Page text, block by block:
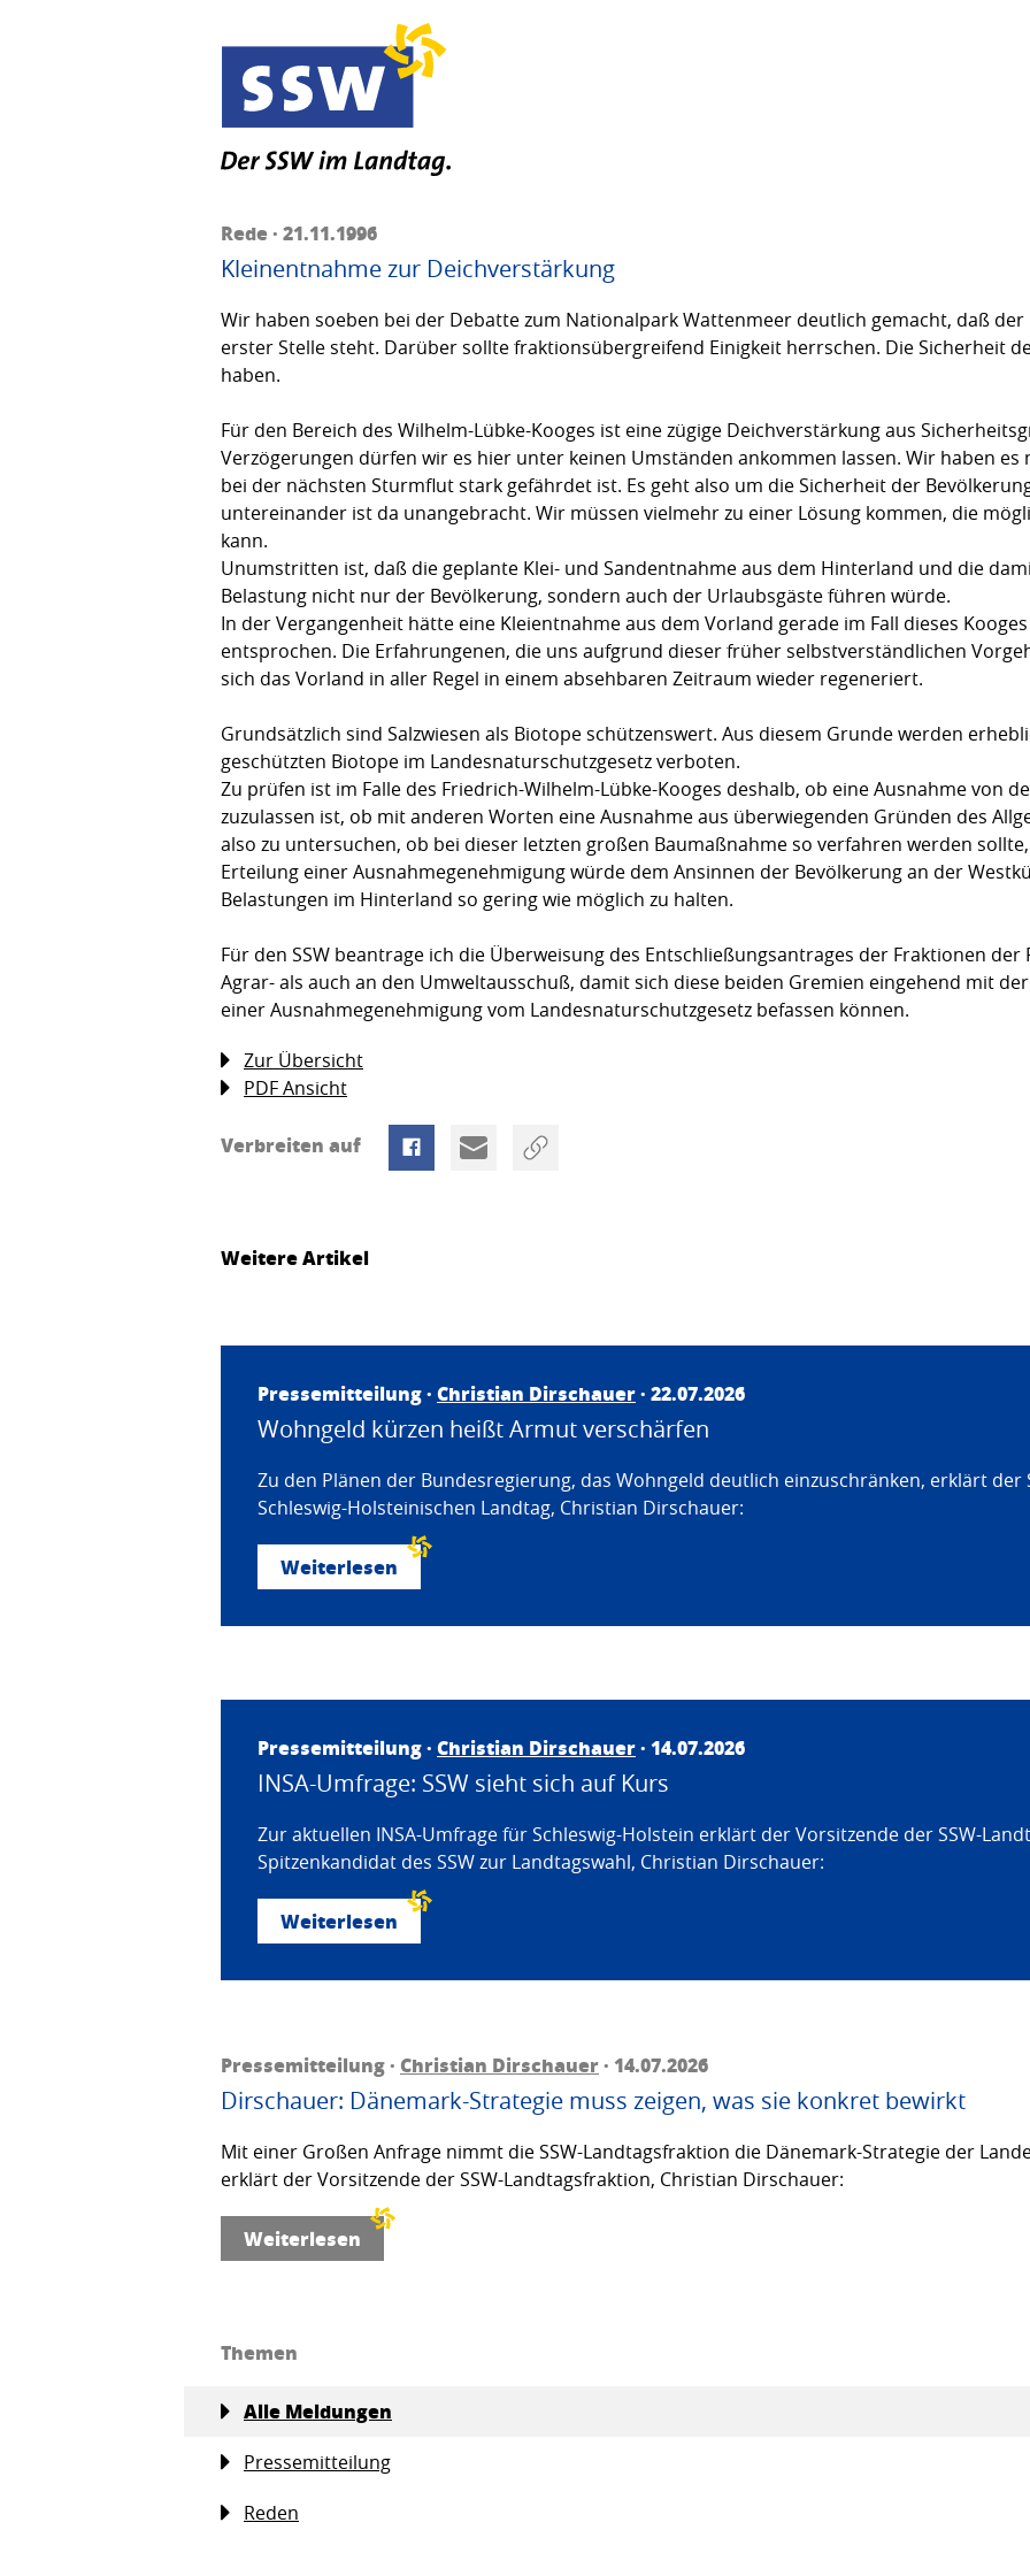
Rede · 21.11.1996
Kleinentnahme zur Deichverstärkung
Wir haben soeben bei der Debatte zum Nationalpark Wattenmeer deutlich gemacht, daß der
erster Stelle steht. Darüber sollte fraktionsübergreifend Einigkeit herrschen. Die Sicherheit
haben.
Für den Bereich des Wilhelm-Lübke-Kooges ist eine zügige Deichverstärkung aus
Verzögerungen dürfen wir es hier unter keinen Umständen ankommen lassen. Wir haben es
bei der nächsten Sturmflut stark gefährdet ist. Es geht also um die Sicherheit der
untereinander ist da unangebracht. Wir müssen vielmehr zu einer Lösung kommen, die
kann.
Unumstritten ist, daß die geplante Klei- und Sandentnahme aus dem Hinterland und die
Belastung nicht nur der Bevölkerung, sondern auch der Urlaubsgäste führen würde.
In der Vergangenheit hätte eine Kleientnahme aus dem Vorland gerade im Fall dieses
entsprochen. Die Erfahrungenen, die uns aufgrund dieser früher selbstverständlichen
sich das Vorland in aller Regel in einem absehbaren Zeitraum wieder regeneriert.
Grundsätzlich sind Salzwiesen als Biotope schützenswert. Aus diesem Grunde werden
geschützten Biotope im Landesnaturschutzgesetz verboten.
Zu prüfen ist im Falle des Friedrich-Wilhelm-Lübke-Kooges deshalb, ob eine Ausnahme von
zuzulassen ist, ob mit anderen Worten eine Ausnahme aus überwiegenden Gründen des
also zu untersuchen, ob bei dieser letzten großen Baumaßnahme so verfahren werden
Erteilung einer Ausnahmegenehmigung würde dem Ansinnen der Bevölkerung an der
Belastungen im Hinterland so gering wie möglich zu halten.
Für den SSW beantrage ich die Überweisung des Entschließungsantrages der Fraktionen der
Agrar- als auch an den Umweltausschuß, damit sich diese beiden Gremien eingehend mit
einer Ausnahmegenehmigung vom Landesnaturschutzgesetz befassen können.
Zur Übersicht
PDF Ansicht
Verbreiten auf
Weitere Artikel
Pressemitteilung · Christian Dirschauer· 22.07.2026
Wohngeld kürzen heißt Armut verschärfen
Zu den Plänen der Bundesregierung, das Wohngeld deutlich einzuschränken, erklärt der
Schleswig-Holsteinischen Landtag, Christian Dirschauer:
Weiterlesen
Pressemitteilung · Christian Dirschauer· 14.07.2026
INSA-Umfrage: SSW sieht sich auf Kurs
Zur aktuellen INSA-Umfrage für Schleswig-Holstein erklärt der Vorsitzende der SSW-
Spitzenkandidat des SSW zur Landtagswahl, Christian Dirschauer:
Weiterlesen
Pressemitteilung · Christian Dirschauer· 14.07.2026
Dirschauer: Dänemark-Strategie muss zeigen, was sie konkret bewirkt
Mit einer Großen Anfrage nimmt die SSW-Landtagsfraktion die Dänemark-Strategie der
erklärt der Vorsitzende der SSW-Landtagsfraktion, Christian Dirschauer:
Weiterlesen
Themen
Alle Meldungen
Pressemitteilung
Reden